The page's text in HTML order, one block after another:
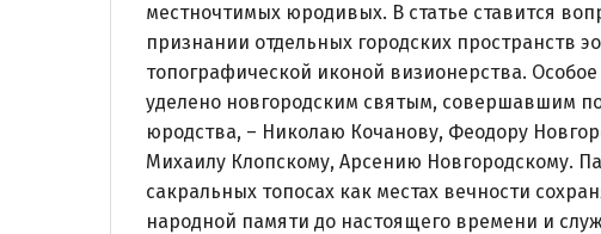
местночтимых юродивых. В статье ставится
признании отдельных городских пространств
топографической иконой визионерства.
уделено новгородским святым, совершавшим
юродства, – Николаю Кочанову, Феодору
Михаилу Клопскому, Арсению Новгородскому.
сакральных топосах как местах вечности
народной памяти до настоящего времени и